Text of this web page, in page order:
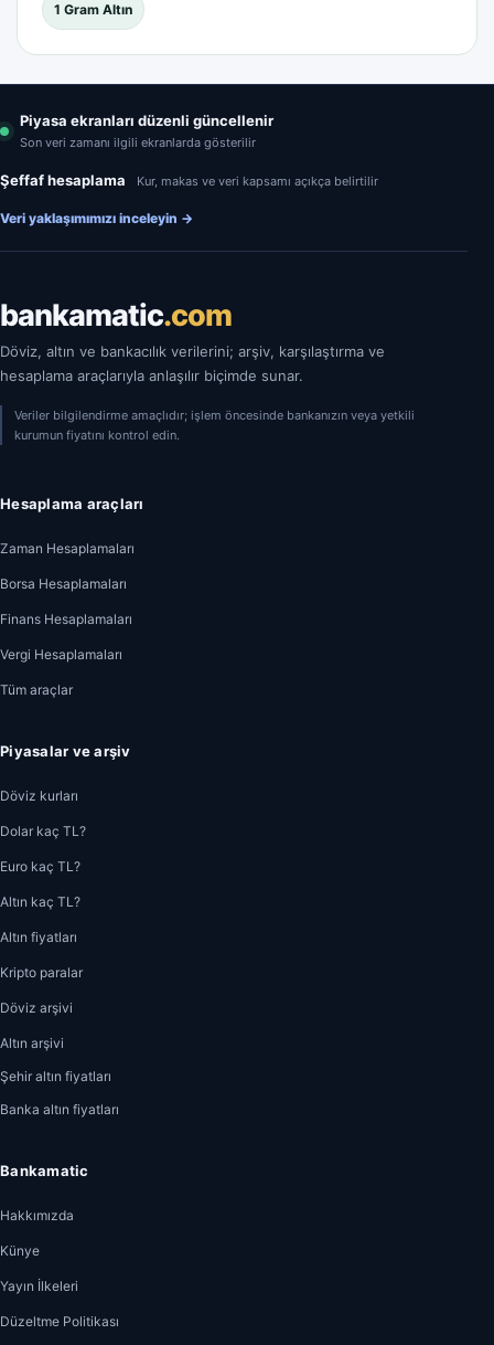
1 Gram Altın
Piyasa ekranları düzenli güncellenir
Son veri zamanı ilgili ekranlarda gösterilir
Şeffaf hesaplama Kur, makas ve veri kapsamı açıkça belirtilir
Veri yaklaşımımızı inceleyin →
bankamatic.com
Döviz, altın ve bankacılık verilerini; arşiv, karşılaştırma ve
hesaplama araçlarıyla anlaşılır biçimde sunar.
Veriler bilgilendirme amaçlıdır; işlem öncesinde bankanızın veya yetkili
kurumun fiyatını kontrol edin.
Hesaplama araçları
Zaman Hesaplamaları
Borsa Hesaplamaları
Finans Hesaplamaları
Vergi Hesaplamaları
Tüm araçlar
Piyasalar ve arşiv
Döviz kurları
Dolar kaç TL?
Euro kaç TL?
Altın kaç TL?
Altın fiyatları
Kripto paralar
Döviz arşivi
Altın arşivi
Şehir altın fiyatları
Banka altın fiyatları
Bankamatic
Hakkımızda
Künye
Yayın İlkeleri
Düzeltme Politikası